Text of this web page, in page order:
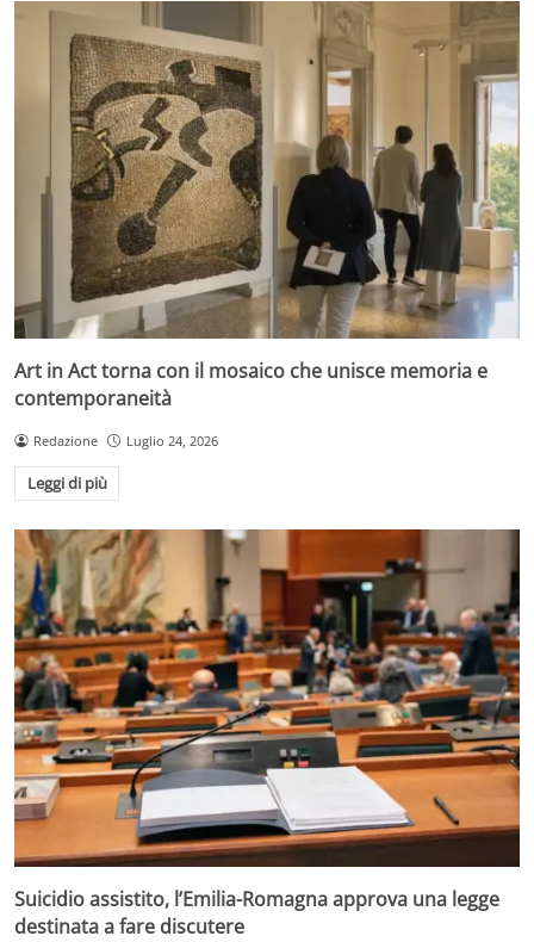
Art in Act torna con il mosaico che unisce memoria e
contemporaneità
Redazione Luglio 24, 2026
Leggi di più
Suicidio assistito, l’Emilia-Romagna approva una legge
destinata a fare discutere